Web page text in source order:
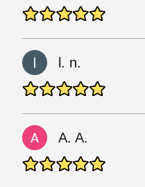
l. n.
A. A.